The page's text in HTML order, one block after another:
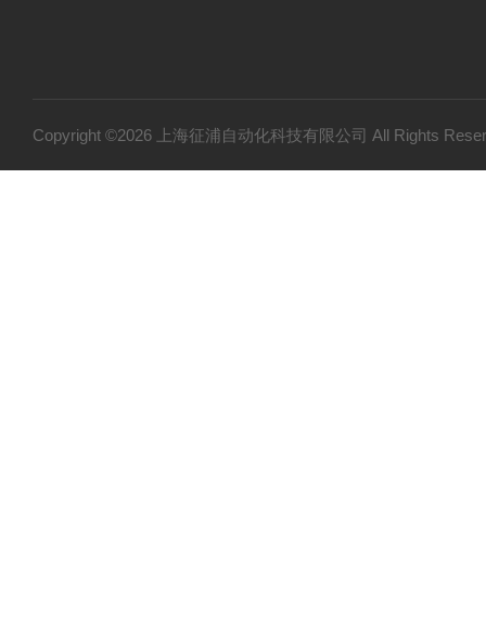
Copyright ©2026 上海征浦自动化科技有限公司 All Rights